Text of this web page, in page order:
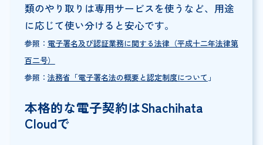
類のやり取りは専用サービスを使うなど、用途
に応じて使い分けると安心です。
参照： 電子署名及び認証業務に関する法律（平成十二年法律第
百二号）
参照： 法務省「電子署名法の概要と認定制度について 」
本格的な電子契約はShachihata
Cloudで